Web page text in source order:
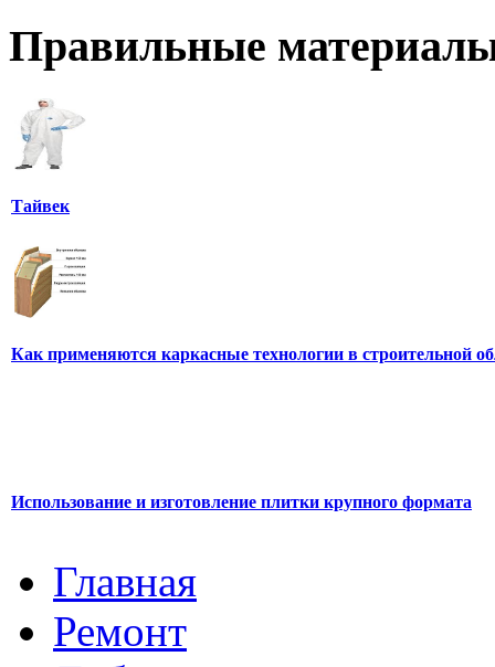
Правильные
Тайвек
Как применяются каркасные технологии в строительной
Использование и изготовление плитки крупного формата
Главная
Ремонт